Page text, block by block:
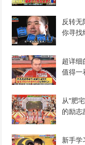
反转
你寻找
超详细
值得一
从“肥
的励志
新手学